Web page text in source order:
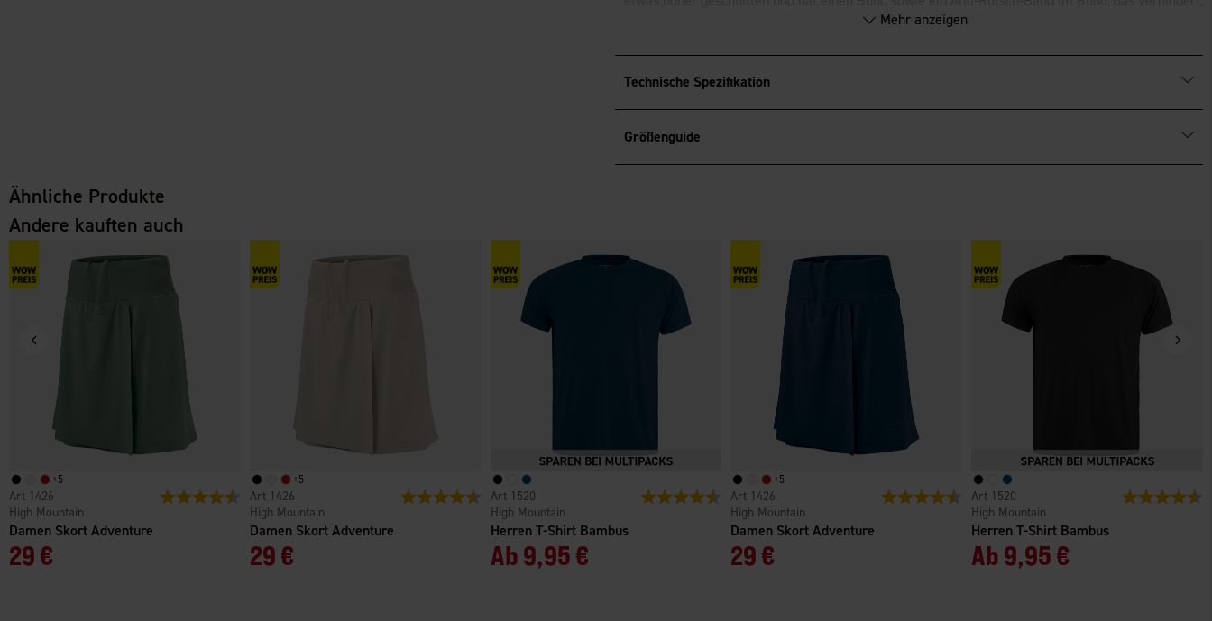
dass das Hemd oder der Pullover hochrutscht. Verstellbare Beinabschlüsse.
Fluorfreie Imprägnierung
Mehr anzeigen
Technische Spezifikation
Größenguide
Ähnliche Produkte
Andere kauften auch
+5
Damen Skort Adventure
High Mountain
1426
29 €
Bewertung: 4.7 von 5 Sternen
+5
Damen Skort Adventure
High Mountain
1426
29 €
Bewertung: 4.7 von 5 Sternen
Herren T-Shirt Bambus
High Mountain
1520
Ab9,95 €
Bewertung: 4.4 von 5 Sternen
+5
Damen Skort Adventure
High Mountain
1426
29 €
Bewertung: 4.7 von 5 Sternen
Herren T-Shirt Bambus
High Mountain
1520
Ab9,95 €
Bewertung: